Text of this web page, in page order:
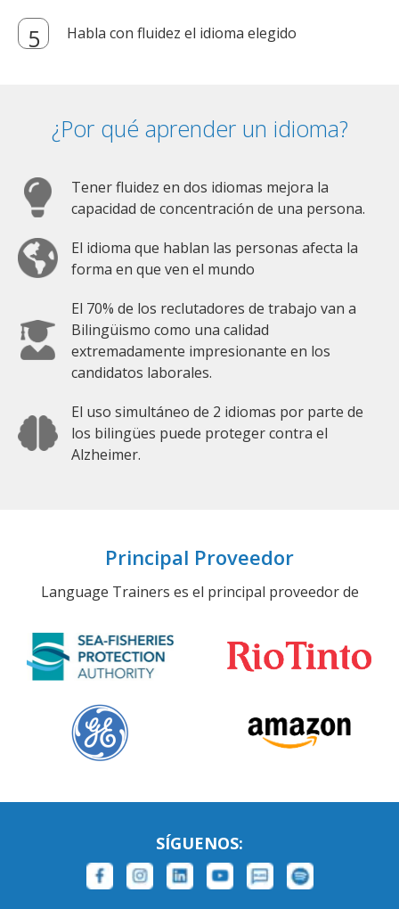
Habla con fluidez el idioma elegido
¿Por qué aprender un idioma?
Tener fluidez en dos idiomas mejora la
capacidad de concentración de una persona.
El idioma que hablan las personas afecta la
forma en que ven el mundo
El 70% de los reclutadores de trabajo van a
Bilingüismo como una calidad
extremadamente impresionante en los
candidatos laborales.
El uso simultáneo de 2 idiomas por parte de
los bilingües puede proteger contra el
Alzheimer.
Principal Proveedor
Language Trainers es el principal proveedor de
SÍGUENOS: